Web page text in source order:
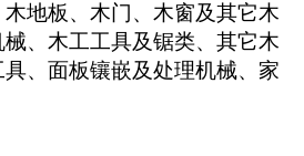
木地板、木门、木窗及其它木
、木工工具及锯类、其它木
、面板镶嵌及处理机械、家